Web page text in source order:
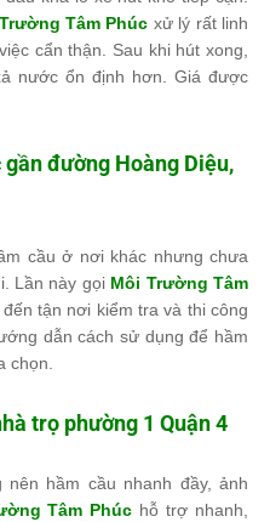
Tâm Phúc xử lý rất linh
cẩn thận. Sau khi hút xong,
nước ổn định hơn. Giá được
gần đường Hoàng Diệu,
cầu ở nơi khác nhưng chưa
Lần này gọi Môi Trường Tâm
tận nơi kiểm tra và thi công
dẫn cách sử dụng để hầm
chọn.
trọ phường 1 Quận 4
hầm cầu nhanh đầy, ảnh
Tâm Phúc hỗ trợ nhanh,